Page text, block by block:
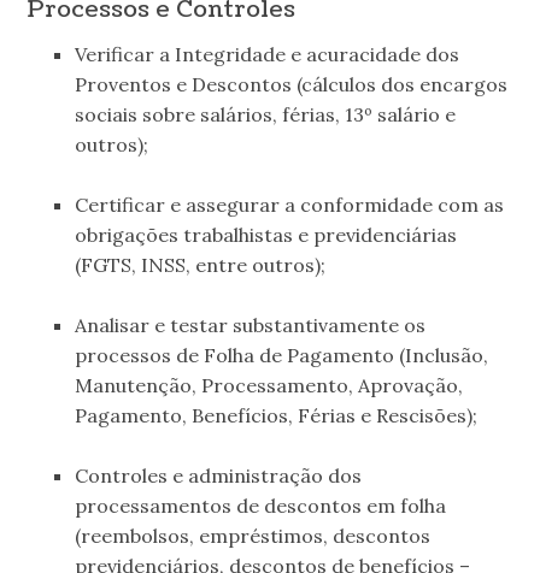
Processos e Controles
Verificar a Integridade e acuracidade dos
Proventos e Descontos (cálculos dos encargos
sociais sobre salários, férias, 13º salário e
outros);
Certificar e assegurar a conformidade com as
obrigações trabalhistas e previdenciárias
(FGTS, INSS, entre outros);
Analisar e testar substantivamente os
processos de Folha de Pagamento (Inclusão,
Manutenção, Processamento, Aprovação,
Pagamento, Benefícios, Férias e Rescisões);
Controles e administração dos
processamentos de descontos em folha
(reembolsos, empréstimos, descontos
previdenciários, descontos de benefícios –